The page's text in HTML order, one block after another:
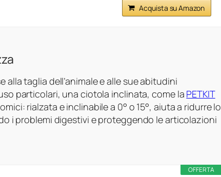
Acquista su Amazon
taglia dell’animale e alle sue abitudini
particolari, una ciotola inclinata, come la PETKIT
rialzata e inclinabile a 0° o 15°, aiuta a ridurre lo
i problemi digestivi e proteggendo le articolazioni
OFFERTA